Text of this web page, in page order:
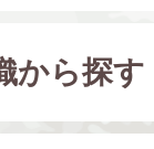
から探す